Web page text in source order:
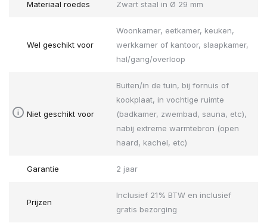
Materiaal roedes Zwart staal in Ø 29 mm
Wel geschikt voor
Woonkamer, eetkamer, keuken,
werkkamer of kantoor, slaapkamer,
hal/gang/overloop
Niet geschikt voor
Buiten/in de tuin, bij fornuis of
kookplaat, in vochtige ruimte
(badkamer, zwembad, sauna, etc),
nabij extreme warmtebron (open
haard, kachel, etc)
Garantie 2 jaar
Prijzen
Inclusief 21% BTW en inclusief
gratis bezorging